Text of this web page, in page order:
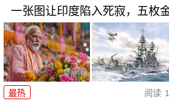
一张图让印度陷入死寂，五枚
最热 阅读